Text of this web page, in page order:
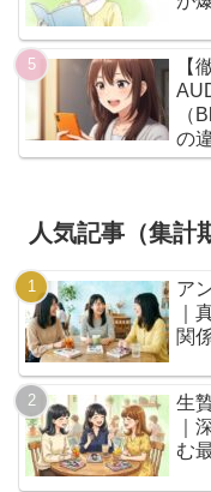
【
（
の
値
人気記事（集計
ア
｜
関
生
｜
む